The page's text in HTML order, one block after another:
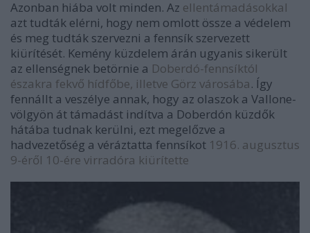
Azonban hiába volt minden. Az ellentámadásokkal
azt tudták elérni, hogy nem omlott össze a védelem
és meg tudták szervezni a fennsík szervezett
kiürítését. Kemény küzdelem árán ugyanis sikerült
az ellenségnek betörnie a Doberdó-fennsíktól
északra fekvő hídfőbe, illetve Görz városába. Így
fennállt a veszélye annak, hogy az olaszok a Vallone-
völgyön át támadást indítva a Doberdón küzdők
hátába tudnak kerülni, ezt megelőzve a
hadvezetőség a véráztatta fennsíkot 1916. augusztus
9-éről 10-ére virradóra kiürítette